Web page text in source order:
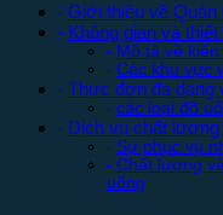
Giới thiệu về
Không gian và
Mô tả về
Các khu vực
Thực đơn đa dạng
các loại đồ
Dịch vụ chất
Sự phục vụ
Chất lượng
uống